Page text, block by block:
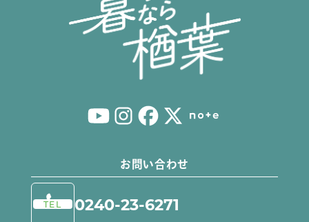
移住サポート
移住相談窓口について
お試し住宅について
お試し就労体験プログラム
お問い合わせ
TEL 0240-23-6271